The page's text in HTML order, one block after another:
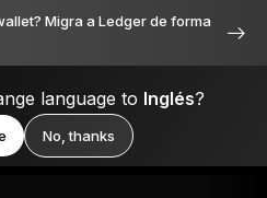
Migra a Ledger de forma
language to Inglés?
No, thanks